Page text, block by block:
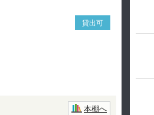
貸出可
本棚へ